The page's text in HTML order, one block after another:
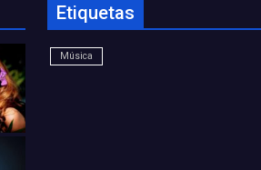
Etiquetas
Música